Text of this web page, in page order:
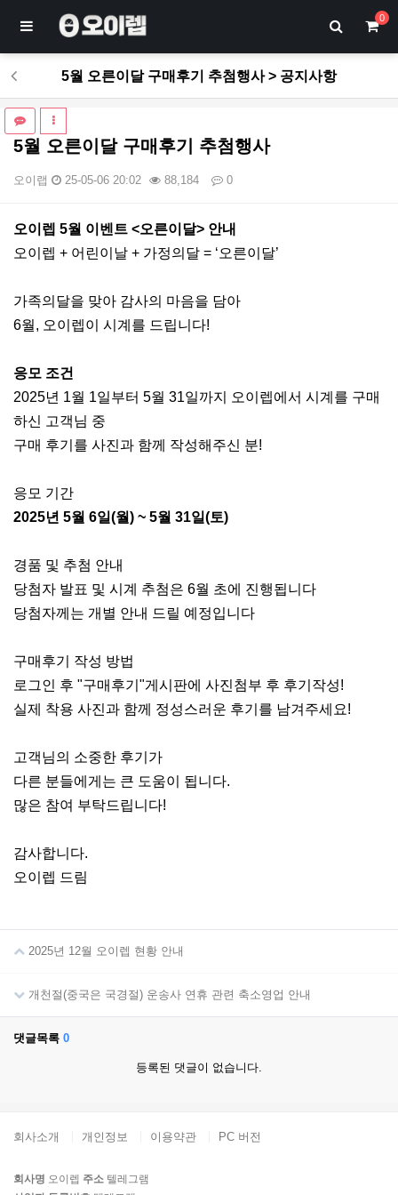
0
5월 오른이달 구매후기 추첨행사 > 공지사항
5월 오른이달 구매후기 추첨행사
오이랩 25-05-06 20:02 88,184 0
본문
오이렙 5월 이벤트 <오른이달> 안내
오이렙 + 어린이날 + 가정의달 = ‘오른이달’
가족의달을 맞아 감사의 마음을 담아
6월, 오이렙이 시계를 드립니다!
응모 조건
2025년 1월 1일부터 5월 31일까지 오이렙에서 시계를 구매
하신 고객님 중
구매 후기를 사진과 함께 작성해주신 분!
응모 기간
2025년 5월 6일(월) ~ 5월 31일(토)
경품 및 추첨 안내
당첨자 발표 및 시계 추첨은 6월 초에 진행됩니다
당첨자께는 개별 안내 드릴 예정입니다
구매후기 작성 방법
로그인 후 "구매후기"게시판에 사진첨부 후 후기작성!
실제 착용 사진과 함께 정성스러운 후기를 남겨주세요!
고객님의 소중한 후기가
다른 분들에게는 큰 도움이 됩니다.
많은 참여 부탁드립니다!
감사합니다.
오이렙 드림
2025년 12월 오이렙 현황 안내
개천절(중국은 국경절) 운송사 연휴 관련 축소영업 안내
댓글목록 0
등록된 댓글이 없습니다.
회사소개 개인정보 이용약관 PC 버전
회사명 오이렙 주소 텔레그램